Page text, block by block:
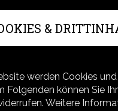
&
werden Cookies
Folgenden können Sie
Weitere